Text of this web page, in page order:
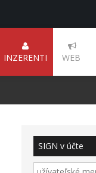
INZERENTI WEB
SIGN v účte